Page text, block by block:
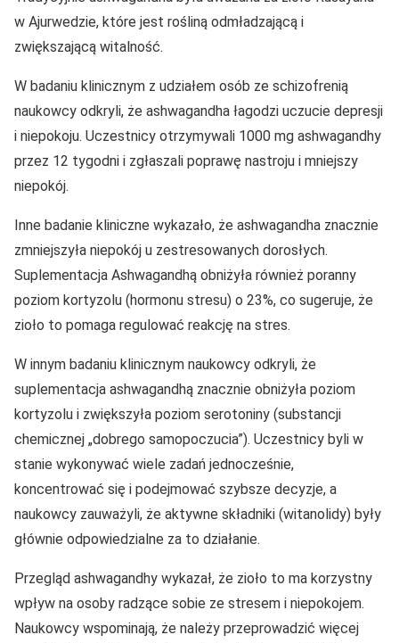
w Ajurwedzie, które jest rośliną odmładzającą i
zwiększającą witalność.
W badaniu klinicznym z udziałem osób ze schizofrenią
naukowcy odkryli, że ashwagandha łagodzi uczucie depresji
i niepokoju. Uczestnicy otrzymywali 1000 mg ashwagandhy
przez 12 tygodni i zgłaszali poprawę nastroju i mniejszy
niepokój.
Inne badanie kliniczne wykazało, że ashwagandha znacznie
zmniejszyła niepokój u zestresowanych dorosłych.
Suplementacja Ashwagandhą obniżyła również poranny
poziom kortyzolu (hormonu stresu) o 23%, co sugeruje, że
zioło to pomaga regulować reakcję na stres.
W innym badaniu klinicznym naukowcy odkryli, że
suplementacja ashwagandhą znacznie obniżyła poziom
kortyzolu i zwiększyła poziom serotoniny (substancji
chemicznej „dobrego samopoczucia”). Uczestnicy byli w
stanie wykonywać wiele zadań jednocześnie,
koncentrować się i podejmować szybsze decyzje, a
naukowcy zauważyli, że aktywne składniki (witanolidy) były
głównie odpowiedzialne za to działanie.
Przegląd ashwagandhy wykazał, że zioło to ma korzystny
wpływ na osoby radzące sobie ze stresem i niepokojem.
Naukowcy wspominają, że należy przeprowadzić więcej